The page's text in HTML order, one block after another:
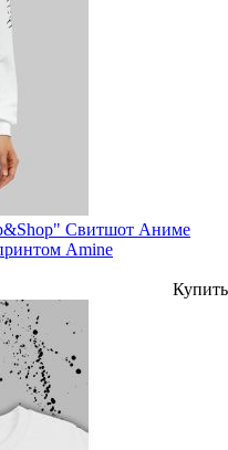
Свитшот Аниме
Amine
Купить